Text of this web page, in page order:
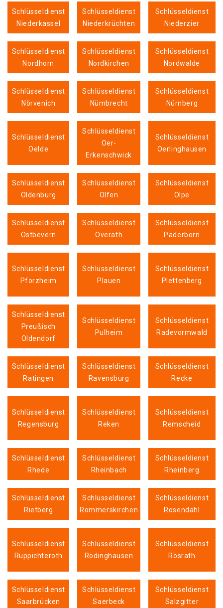
Schlüsseldienst
Niederkassel
Schlüsseldienst
Niederkrüchten
Schlüsseldienst
Niederzier
Schlüsseldienst
Nordhorn
Schlüsseldienst
Nordkirchen
Schlüsseldienst
Nordwalde
Schlüsseldienst
Nörvenich
Schlüsseldienst
Nümbrecht
Schlüsseldienst
Nürnberg
Schlüsseldienst
Oelde
Schlüsseldienst
Oer-
Erkenschwick
Schlüsseldienst
Oerlinghausen
Schlüsseldienst
Oldenburg
Schlüsseldienst
Olfen
Schlüsseldienst
Olpe
Schlüsseldienst
Ostbevern
Schlüsseldienst
Overath
Schlüsseldienst
Paderborn
Schlüsseldienst
Pforzheim
Schlüsseldienst
Plauen
Schlüsseldienst
Plettenberg
Schlüsseldienst
Preußisch
Oldendorf
Schlüsseldienst
Pulheim
Schlüsseldienst
Radevormwald
Schlüsseldienst
Ratingen
Schlüsseldienst
Ravensburg
Schlüsseldienst
Recke
Schlüsseldienst
Regensburg
Schlüsseldienst
Reken
Schlüsseldienst
Remscheid
Schlüsseldienst
Rhede
Schlüsseldienst
Rheinbach
Schlüsseldienst
Rheinberg
Schlüsseldienst
Rietberg
Schlüsseldienst
Rommerskirchen
Schlüsseldienst
Rosendahl
Schlüsseldienst
Ruppichteroth
Schlüsseldienst
Rödinghausen
Schlüsseldienst
Rösrath
Schlüsseldienst
Saarbrücken
Schlüsseldienst
Saerbeck
Schlüsseldienst
Salzgitter